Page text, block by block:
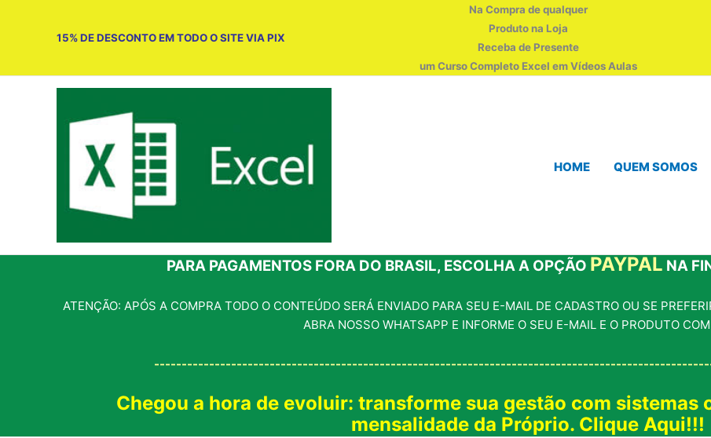
15% DE DESCONTO EM TODO O SITE VIA PIX
Na Compra de qualquer
Produto na Loja
Receba de Presente
um Curso Completo Excel em Vídeos Aulas
HOME QUEM SOMOS
PARA PAGAMENTOS FORA DO BRASIL, ESCOLHA A OPÇÃO PAYPAL NA
ATENÇÃO: APÓS A COMPRA TODO O CONTEÚDO SERÁ ENVIADO PARA SEU E-MAIL DE CADASTRO OU SE
ABRA NOSSO WHATSAPP E INFORME O SEU E-MAIL E O PRODUTO
Chegou a hora de evoluir: transforme sua gestão com sistemas
mensalidade da Próprio. Clique Aqui!!!